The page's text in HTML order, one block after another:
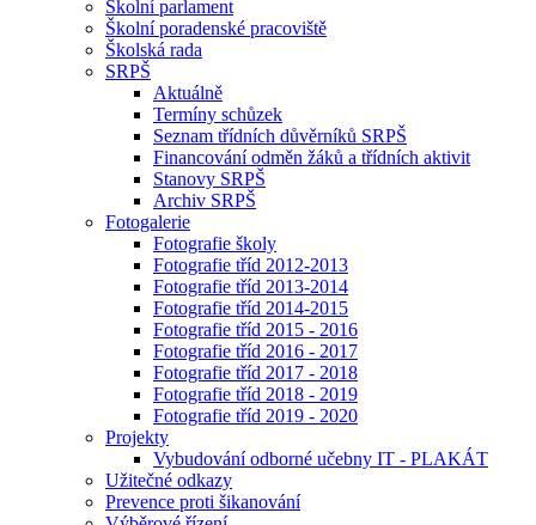
Školní parlament
Školní poradenské pracoviště
Školská rada
SRPŠ
Aktuálně
Termíny schůzek
Seznam třídních důvěrníků SRPŠ
Financování odměn žáků a třídních aktivit
Stanovy SRPŠ
Archiv SRPŠ
Fotogalerie
Fotografie školy
Fotografie tříd 2012-2013
Fotografie tříd 2013-2014
Fotografie tříd 2014-2015
Fotografie tříd 2015 - 2016
Fotografie tříd 2016 - 2017
Fotografie tříd 2017 - 2018
Fotografie tříd 2018 - 2019
Fotografie tříd 2019 - 2020
Projekty
Vybudování odborné učebny IT - PLAKÁT
Užitečné odkazy
Prevence proti šikanování